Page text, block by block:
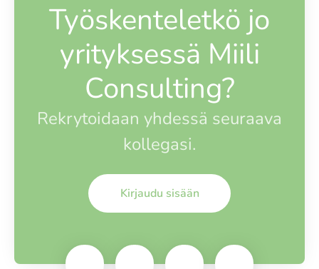
Työskenteletkö jo
yrityksessä Miili
Consulting?
Rekrytoidaan yhdessä seuraava
kollegasi.
Kirjaudu sisään